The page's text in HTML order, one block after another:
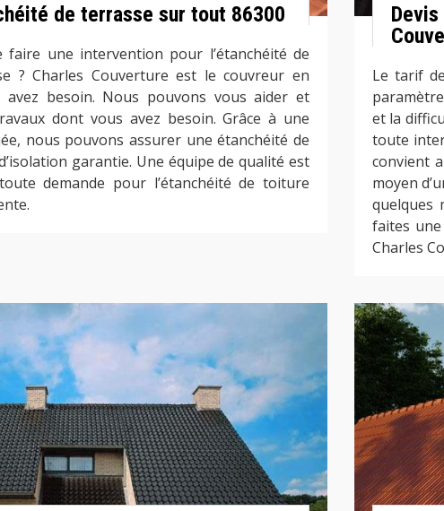
de terrasse sur tout 86300
faire une intervention pour l’étanchéité de
? Charles Couverture est le couvreur en
besoin. Nous pouvons vous aider et
dont vous avez besoin. Grâce à une
nous pouvons assurer une étanchéité de
garantie. Une équipe de qualité est
demande pour l’étanchéité de toiture
Le tarif
et la
toute
convient
moyen
quelques
faites
Charles